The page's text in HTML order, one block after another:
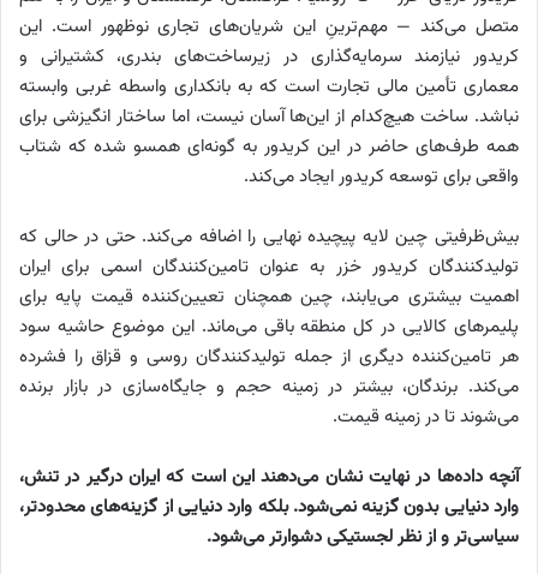
متصل می‌کند — مهم‌ترینِ این شریان‌های تجاری نوظهور است. این
کریدور نیازمند سرمایه‌گذاری در زیرساخت‌های بندری، کشتیرانی و
معماری تأمین مالی تجارت است که به بانکداری واسطه غربی وابسته
نباشد. ساخت هیچ‌کدام از این‌ها آسان نیست، اما ساختار انگیزشی برای
همه طرف‌های حاضر در این کریدور به گونه‌ای همسو شده که شتاب
واقعی برای توسعه کریدور ایجاد می‌کند.
بیش‌ظرفیتی چین لایه پیچیده نهایی را اضافه می‌کند. حتی در حالی که
تولیدکنندگان کریدور خزر به عنوان تامین‌کنندگان اسمی برای ایران
اهمیت بیشتری می‌یابند، چین همچنان تعیین‌کننده قیمت پایه برای
پلیمرهای کالایی در کل منطقه باقی می‌ماند. این موضوع حاشیه سود
هر تامین‌کننده دیگری از جمله تولیدکنندگان روسی و قزاق را فشرده
می‌کند. برندگان، بیشتر در زمینه حجم و جایگاه‌سازی در بازار برنده
می‌شوند تا در زمینه قیمت.
آنچه داده‌ها در نهایت نشان می‌دهند این است که ایران درگیر در تنش،
وارد دنیایی بدون گزینه نمی‌شود. بلکه وارد دنیایی از گزینه‌های محدودتر،
سیاسی‌تر و از نظر لجستیکی دشوارتر می‌شود.